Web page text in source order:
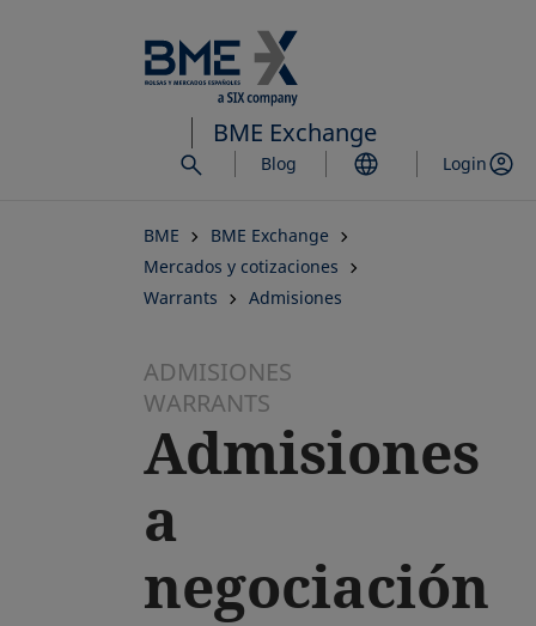
al
contenido
principal
BME Exchange
Blog Login
BME
BME Exchange
Mercados y cotizaciones
Warrants
Admisiones
ADMISIONES
WARRANTS
Admisiones
a
negociación